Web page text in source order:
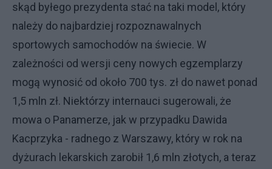
skąd byłego prezydenta stać na taki model, który
należy do najbardziej rozpoznawalnych
sportowych samochodów na świecie. W
zależności od wersji ceny nowych egzemplarzy
mogą wynosić od około 700 tys. zł do nawet ponad
1,5 mln zł. Niektórzy internauci sugerowali, że
mowa o Panamerze, jak w przypadku Dawida
Kacprzyka - radnego z Warszawy, który w rok na
dyżurach lekarskich zarobił 1,6 mln złotych, a teraz